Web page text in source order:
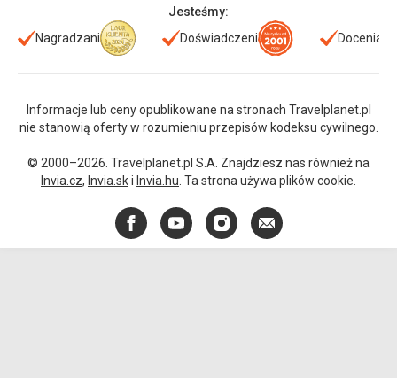
Jesteśmy:
Nagradzani
Doświadczeni Doceniani
Informacje lub ceny opublikowane na stronach Travelplanet.pl
nie stanowią oferty w rozumieniu przepisów kodeksu cywilnego.
© 2000–2026. Travelplanet.pl S.A. Znajdziesz nas również na
Invia.cz, Invia.ski Invia.hu . Ta strona używa plików cookie.
FacebookYouTubeInstagram
E-
mail